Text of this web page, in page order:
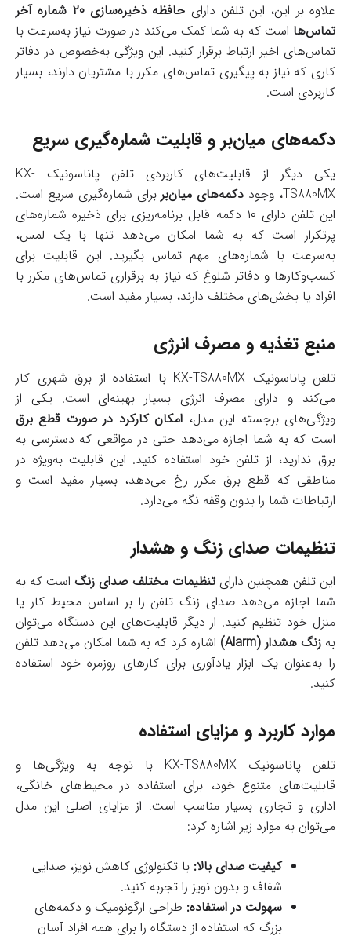
علاوه بر این، این تلفن دارای
حافظه ذخیره‌سازی ۲۰ شماره آخر
تماس‌ها است که به شما کمک می‌کند در صورت نیاز به‌سرعت با
تماس‌های اخیر ارتباط برقرار کنید. این ویژگی به‌خصوص در دفاتر
کاری که نیاز به پیگیری تماس‌های مکرر با مشتریان دارند، بسیار
کاربردی است.
دکمه‌های میان‌بر و قابلیت شماره‌گیری سریع
یکی دیگر از قابلیت‌های کاربردی تلفن پاناسونیک KX-
TS880MX، وجود
دکمه‌های میان‌بربرای شماره‌گیری سریع است.
این تلفن دارای ۱۰ دکمه قابل برنامه‌ریزی برای ذخیره شماره‌های
پرتکرار است که به شما امکان می‌دهد تنها با یک لمس،
به‌سرعت با شماره‌های مهم تماس بگیرید. این قابلیت برای
کسب‌وکارها و دفاتر شلوغ که نیاز به برقراری تماس‌های مکرر با
افراد یا بخش‌های مختلف دارند، بسیار مفید است.
منبع تغذیه و مصرف انرژی
تلفن پاناسونیک KX-TS880MX با استفاده از برق شهری کار
می‌کند و دارای مصرف انرژی بسیار بهینه‌ای است. یکی از
ویژگی‌های برجسته این مدل، امکان کارکرد در صورت قطع برق
است که به شما اجازه می‌دهد حتی در مواقعی که دسترسی به
برق ندارید، از تلفن خود استفاده کنید. این قابلیت به‌ویژه در
مناطقی که قطع برق مکرر رخ می‌دهد، بسیار مفید است و
ارتباطات شما را بدون وقفه نگه می‌دارد.
تنظیمات صدای زنگ و هشدار
این تلفن همچنین دارایتنظیمات مختلف صدای زنگاست که به
شما اجازه می‌دهد صدای زنگ تلفن را بر اساس محیط کار یا
منزل خود تنظیم کنید. از دیگر قابلیت‌های این دستگاه می‌توان
بهزنگ هشدار (Alarm)
اشاره کرد که به شما امکان می‌دهد تلفن
را به‌عنوان یک ابزار یادآوری برای کارهای روزمره خود استفاده
کنید.
موارد کاربرد و مزایای استفاده
تلفن پاناسونیک KX-TS880MX با توجه به ویژگی‌ها و
قابلیت‌های متنوع خود، برای استفاده در محیط‌های خانگی،
اداری و تجاری بسیار مناسب است. از مزایای اصلی این مدل
می‌توان به موارد زیر اشاره کرد:
کیفیت صدای بالا: با تکنولوژی کاهش نویز، صدایی
شفاف و بدون نویز را تجربه کنید.
سهولت در استفاده: طراحی ارگونومیک و دکمه‌های
بزرگ که استفاده از دستگاه را برای همه افراد آسان